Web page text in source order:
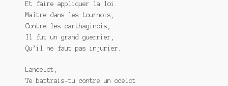
Et faire appliquer la loi.
Maître dans les tournois,
Contre les carthaginois,
Il fut un grand guerrier,
Qu’il ne faut pas injurier.
Lancelot,
Te battrais-tu contre un ocelot